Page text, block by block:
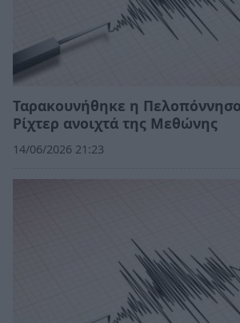
Ταρακουνήθηκε η
Ρίχτερ ανοιχτά της Μεθώνης
14/06/2026 21:23